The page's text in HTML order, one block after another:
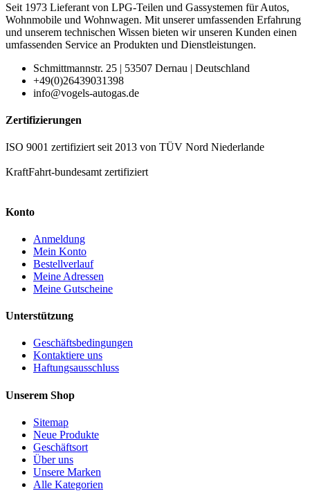
Seit 1973 Lieferant von LPG-Teilen und Gassystemen für Autos,
Wohnmobile und Wohnwagen. Mit unserer umfassenden Erfahrung
und unserem technischen Wissen bieten wir unseren Kunden einen
umfassenden Service an Produkten und Dienstleistungen.
Schmittmannstr. 25 | 53507 Dernau | Deutschland
+49(0)26439031398
info@vogels-autogas.de
Zertifizierungen
ISO 9001 zertifiziert seit 2013 von TÜV Nord Niederlande
KraftFahrt-bundesamt zertifiziert
Konto
Anmeldung
Mein Konto
Bestellverlauf
Meine Adressen
Meine Gutscheine
Unterstützung
Geschäftsbedingungen
Kontaktiere uns
Haftungsausschluss
Unserem Shop
Sitemap
Neue Produkte
Geschäftsort
Über uns
Unsere Marken
Alle Kategorien